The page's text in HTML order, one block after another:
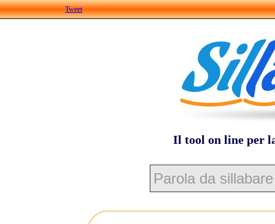
Tweet
Il tool on line per